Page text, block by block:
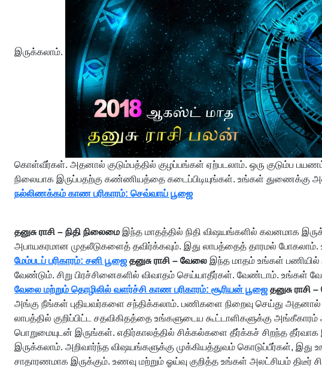
இருக்கலாம்.
கொள்வீர்கள். அதனால் குடும்பத்தில் குழப்பங்கள் ஏற்படலாம். ஒரு குடும்ப
நிலையாக இருப்பதற்கு கண்ணியத்தை கடைப்பிடியுங்கள். உங்கள் துணைக்கு
நல்லிணக்கம் காண பரிகாரம்: செவ்வாய் பூஜை
தனுசு ராசி – நிதி நிலைமை இந்த மாதத்தில் நிதி விஷயங்களில் கவனமாக
அபாயகரமான முதலீடுகளைத் தவிர்க்கவும். இது லாபத்தைத் தாரமல்
மேம்படப் பரிகாரம்: சனி பூஜை தனுசு ராசி – வேலை இந்த மாதம் உங்கள்
வேண்டும். சிறு பிரச்சினைகளில் விவாதம் செய்யாதீர்கள். வேண்டாம். உங்கள்
வேலை மற்றும் தொழிலில் வளர்ச்சி காண பரிகாரம்: சூரியன் பூஜை தனுசு ராசி
அங்கு நீங்கள் புதியவர்களை சந்திக்கலாம். பணிகளை நிறைவு செய்து அதனால்
லாபத்தில் குறிப்பிட்ட சதவிகிதத்தை உங்களுடைய கூட்டாளிகளுக்கு
பொறுமையுடன் இருங்கள். எதிர்காலத்தில் சிக்கல்களை தீர்க்கச் சிறந்த தீர்வாக
இருக்கலாம். அறிவார்ந்த விஷயங்களுக்கு முக்கியத்துவம் கொடுப்பீர்கள், இது
சாதாரணமாக இருக்கும். உணவு மற்றும் ஓய்வு குறித்த உங்கள் அலட்சியம்